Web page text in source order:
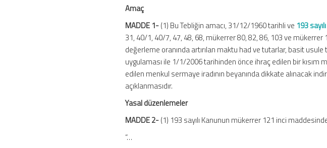
Amaç
MADDE 1-(1) Bu Tebliğin amacı, 31/12/1960 tarihli ve 193
31, 40/1, 40/7, 47, 48, 68, mükerrer 80, 82, 86, 103 ve
değerleme oranında artırılan maktu had ve tutarlar, basit
uygulaması ile 1/1/2006 tarihinden önce ihraç edilen bir kısım
edilen menkul sermaye iradının beyanında dikkate alınacak
açıklanmasıdır.
Yasal düzenlemeler
MADDE 2-(1) 193 sayılı Kanunun mükerrer 121 inci
“…